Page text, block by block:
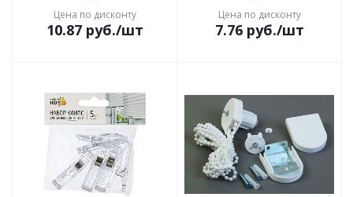
Цена по дисконту
10.87руб./шт
Цена по дисконту
7.76руб./шт